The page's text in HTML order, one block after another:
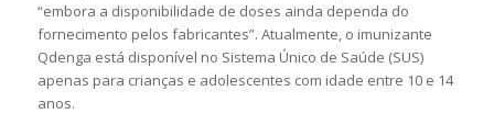
“embora a disponibilidade de doses ainda dependa do
fornecimento pelos fabricantes”. Atualmente, o imunizante
Qdenga está disponível no Sistema Único de Saúde (SUS)
apenas para crianças e adolescentes com idade entre 10 e 14
anos.